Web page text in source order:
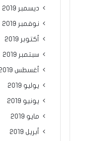
ديسمبر 2019
نوفمبر 2019
أكتوبر 2019
سبتمبر 2019
أغسطس 2019
يوليو 2019
يونيو 2019
مايو 2019
أبريل 2019